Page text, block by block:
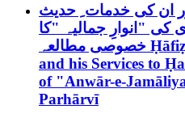
ان کی خدمات ِ حدیث
کی "انوارِ جمالیہ "کا
and his Services to
of "Anwār-e-
Parhārvī